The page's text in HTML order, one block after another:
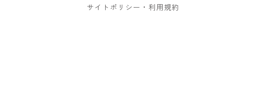
サイトポリシー・利用規約